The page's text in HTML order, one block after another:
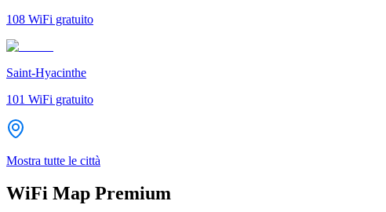
108 WiFi gratuito
Saint-Hyacinthe
101 WiFi gratuito
Mostra tutte le città
WiFi Map Premium